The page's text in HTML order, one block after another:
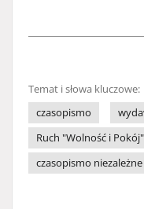
Temat i słowa kluczowe:
czasopismo
Ruch "Wolność i Pokój"
czasopismo